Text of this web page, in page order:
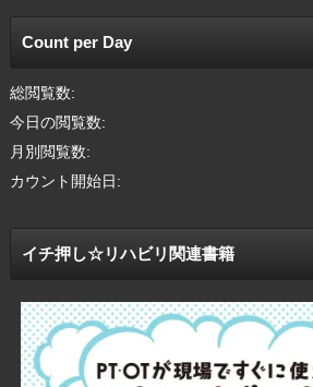
Count per Day
総閲覧数:
今日の閲覧数:
月別閲覧数:
カウント開始日:
イチ押し☆リハビリ関連書籍